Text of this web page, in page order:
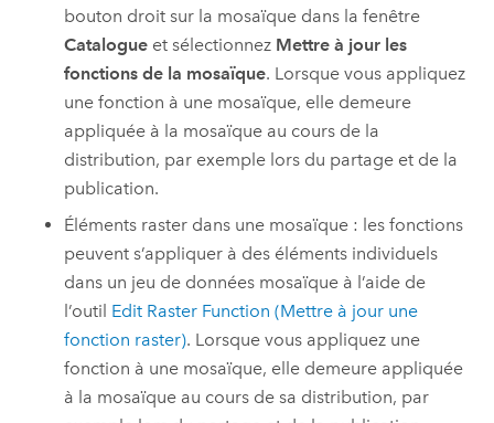
bouton droit sur la mosaïque dans la fenêtre
Catalogue et sélectionnez Mettre à jour les
fonctions de la mosaïque. Lorsque vous appliquez
une fonction à une mosaïque, elle demeure
appliquée à la mosaïque au cours de la
distribution, par exemple lors du partage et de la
publication.
Éléments raster dans une mosaïque : les fonctions
peuvent s’appliquer à des éléments individuels
dans un jeu de données mosaïque à l’aide de
l’outil Edit Raster Function (Mettre à jour une
fonction raster). Lorsque vous appliquez une
fonction à une mosaïque, elle demeure appliquée
à la mosaïque au cours de sa distribution, par